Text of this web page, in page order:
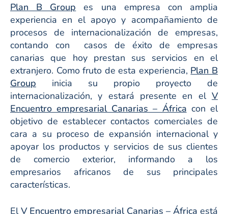
Plan B Group es una empresa con amplia
experiencia en el apoyo y acompañamiento de
procesos de internacionalización de empresas,
contando con casos de éxito de empresas
canarias que hoy prestan sus servicios en el
extranjero. Como fruto de esta experiencia, Plan B
Group inicia su propio proyecto de
internacionalización, y estará presente en el V
Encuentro empresarial Canarias – África con el
objetivo de establecer contactos comerciales de
cara a su proceso de expansión internacional y
apoyar los productos y servicios de sus clientes
de comercio exterior, informando a los
empresarios africanos de sus principales
características.
ElV Encuentro empresarial Canarias – África está